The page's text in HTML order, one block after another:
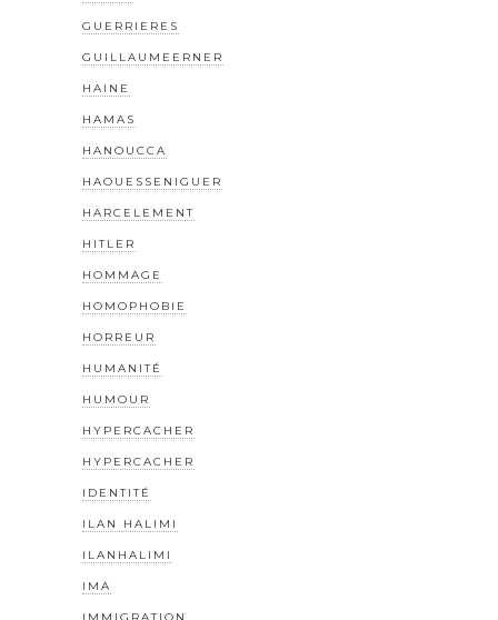
GUERRIERES
GUILLAUMEERNER
HAINE
HAMAS
HANOUCCA
HAOUESSENIGUER
HARCELEMENT
HITLER
HOMMAGE
HOMOPHOBIE
HORREUR
HUMANITÉ
HUMOUR
HYPERCACHER
HYPERCACHER
IDENTITÉ
ILAN HALIMI
ILANHALIMI
IMA